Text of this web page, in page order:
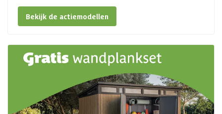
Bekijk de actiemodellen